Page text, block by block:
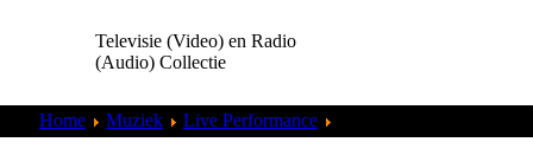
Televisie (Video) en Radio
(Audio) Collectie
Home Muziek Live Performance